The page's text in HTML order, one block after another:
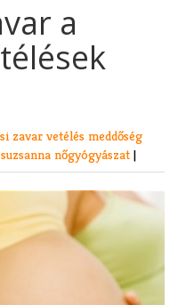
a
zavar vetélés meddőség
nőgyógyászat |